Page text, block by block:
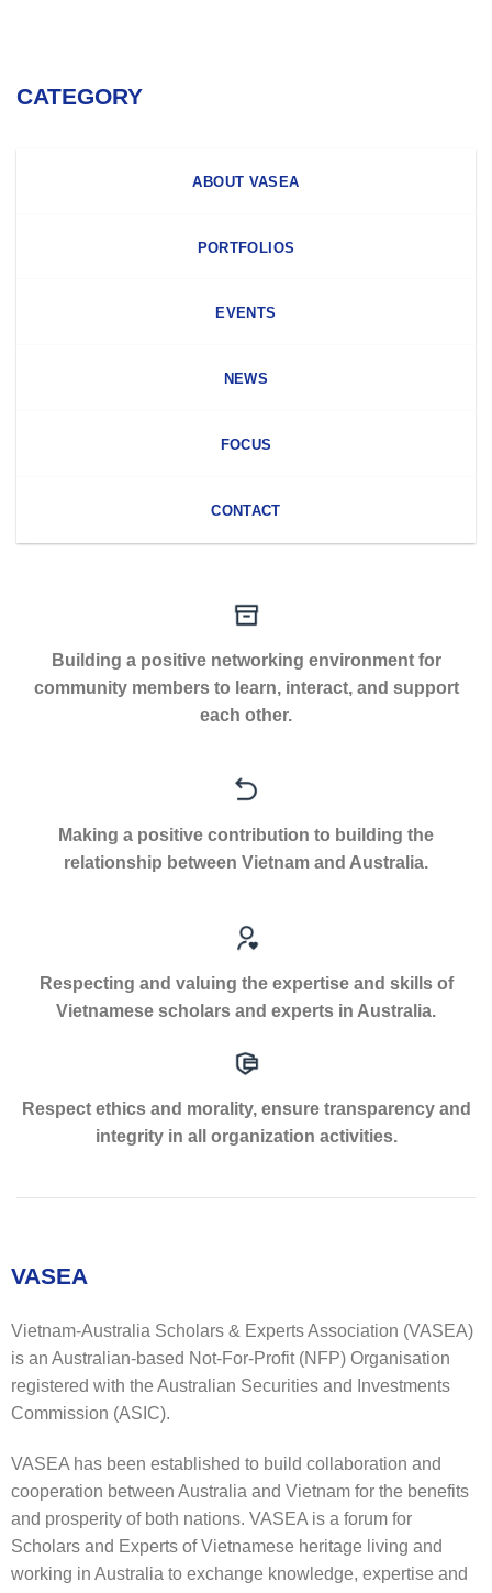
CATEGORY
ABOUT VASEA
PORTFOLIOS
EVENTS
NEWS
FOCUS
CONTACT
Building a positive networking environment for
community members to learn, interact, and support
each other.
Making a positive contribution to building the
relationship between Vietnam and Australia.
Respecting and valuing the expertise and skills of
Vietnamese scholars and experts in Australia.
Respect ethics and morality, ensure transparency and
integrity in all organization activities.
VASEA
Vietnam-Australia Scholars & Experts Association (VASEA)
is an Australian-based Not-For-Profit (NFP) Organisation
registered with the Australian Securities and Investments
Commission (ASIC).
VASEA has been established to build collaboration and
cooperation between Australia and Vietnam for the benefits
and prosperity of both nations. VASEA is a forum for
Scholars and Experts of Vietnamese heritage living and
working in Australia to exchange knowledge, expertise and